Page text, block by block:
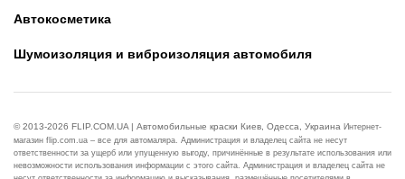
Автокосметика
Шумоизоляция и виброизоляция автомобиля
© 2013-2026 FLIP.COM.UA | Автомобильные краски Киев, Одесса, Украина Интернет-
магазин flip.com.ua – все для автомаляра. Администрация и владелец сайта не несут
ответственности за ущерб или упущенную выгоду, причинённые в результате использования или
невозможности использования информации с этого сайта. Администрация и владелец сайта не